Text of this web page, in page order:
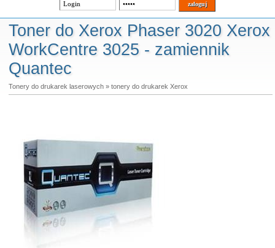
Toner do Xerox Phaser 3020 Xerox
WorkCentre 3025 - zamiennik
Quantec
Tonery do drukarek laserowych» tonery do drukarek Xerox